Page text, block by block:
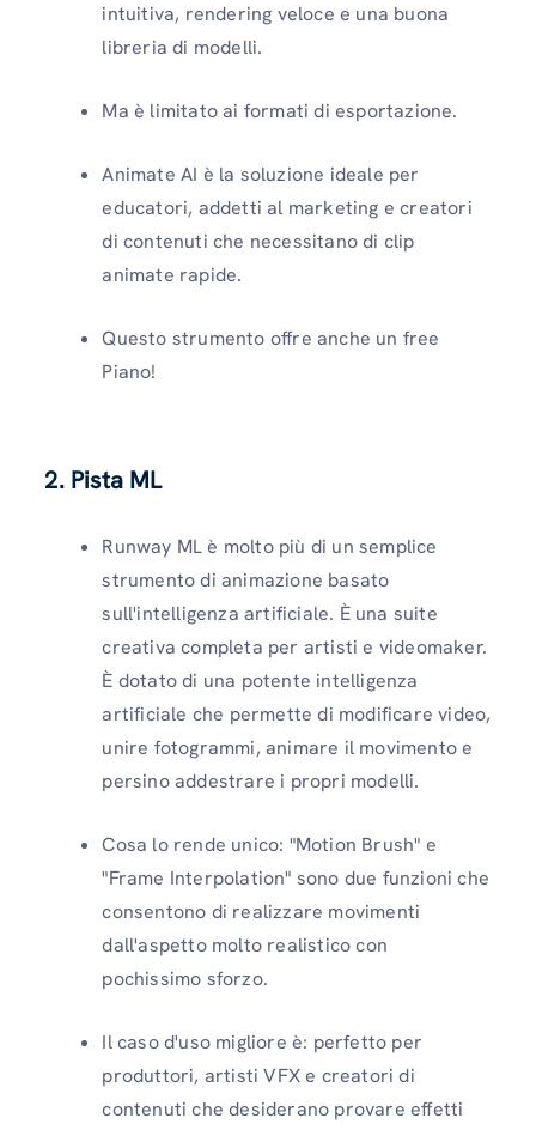
intuitiva, rendering veloce e una buona
libreria di modelli.
Ma è limitato ai formati di esportazione.
Animate AI è la soluzione ideale per
educatori, addetti al marketing e creatori
di contenuti che necessitano di clip
animate rapide.
Questo strumento offre anche un free
Piano!
2. Pista ML
Runway ML è molto più di un semplice
strumento di animazione basato
sull'intelligenza artificiale. È una suite
creativa completa per artisti e videomaker.
È dotato di una potente intelligenza
artificiale che permette di modificare video,
unire fotogrammi, animare il movimento e
persino addestrare i propri modelli.
Cosa lo rende unico: "Motion Brush" e
"Frame Interpolation" sono due funzioni che
consentono di realizzare movimenti
dall'aspetto molto realistico con
pochissimo sforzo.
Il caso d'uso migliore è: perfetto per
produttori, artisti VFX e creatori di
contenuti che desiderano provare effetti